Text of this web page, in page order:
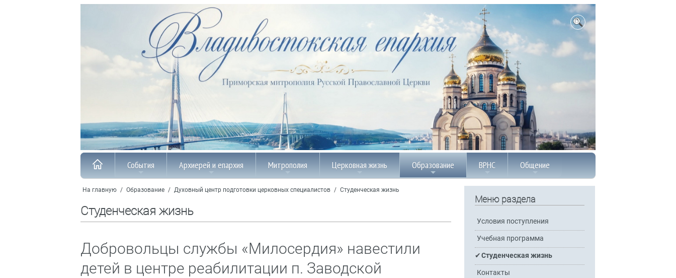
События Архиерей и епархия Митрополия Церковная жизнь Образование ВРНС Общение
На главную / Образование / Духовный центр подготовки церковных специалистов / Студенческая жизнь
Студенческая жизнь
Добровольцы службы «Милосердия» навестили
детей в центре реабилитации п. Заводской
Меню раздела
Условия поступления
Учебная программа
Студенческая жизнь
Контакты